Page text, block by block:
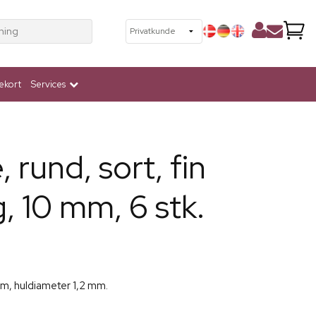
Services
rund, sort, fin
10 mm, 6 stk.
huldiameter 1,2 mm.